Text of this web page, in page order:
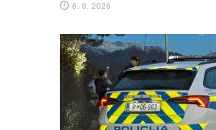
6. 8. 2026